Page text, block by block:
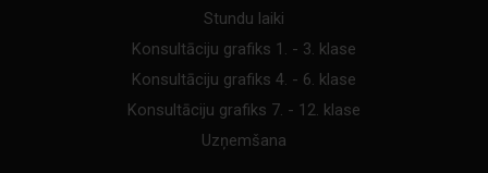
Stundu laiki
Konsultāciju grafiks 1. - 3. klase
Konsultāciju grafiks 4. - 6. klase
Konsultāciju grafiks 7. - 12. klase
Uzņemšana